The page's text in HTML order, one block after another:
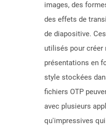
images, des
des effets de
de diapositive.
utilisés pour créer
présentations en
style stockées
fichiers OTP
avec plusieurs
qu'impressives